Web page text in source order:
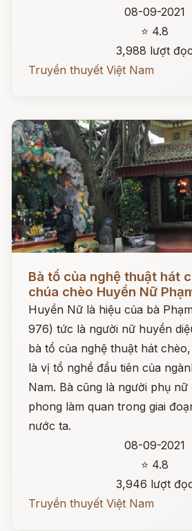
08-09-2021
⭐ 4.8
3,988 lượt đọc
Truyền thuyết Việt Nam
Đọc ngay
Bà tổ của nghệ thuật hát
chúa chèo Huyền Nữ
Huyền Nữ là hiệu của bà
976) tức là người nữ huyền
bà tổ của nghệ thuật hát
là vị tổ nghề đầu tiên của
Nam. Bà cũng là người phụ
phong làm quan trong giai
nước ta.
08-09-2021
⭐ 4.8
3,946 lượt
Truyền thuyết Việt Nam